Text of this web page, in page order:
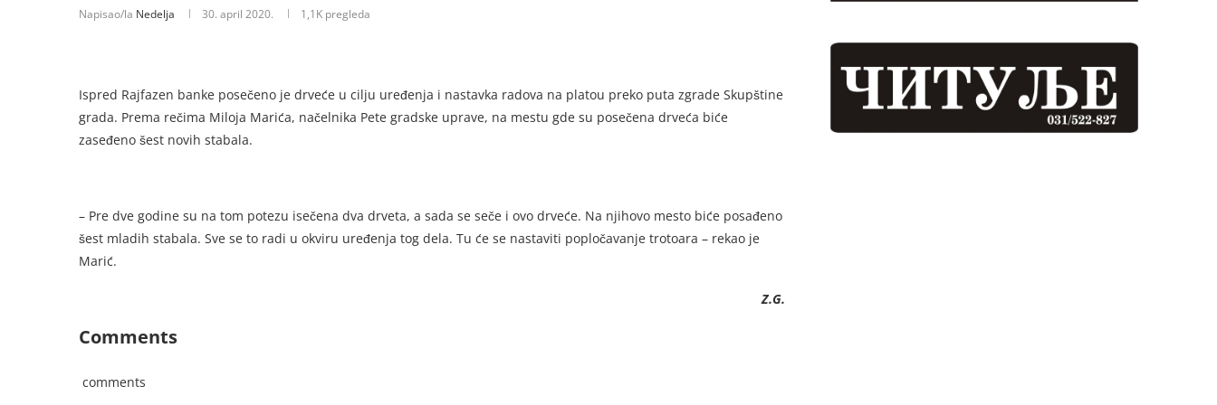
Napisao/la Nedelja 30. april 2020. 1,1K pregleda
Ispred Rajfazen banke posečeno je drveće u cilju uređenja i nastavka radova na platou preko puta zgrade Skupštine
grada. Prema rečima Miloja Marića, načelnika Pete gradske uprave, na mestu gde su posečena drveća biće
zaseđeno šest novih stabala.
– Pre dve godine su na tom potezu isečena dva drveta, a sada se seče i ovo drveće. Na njihovo mesto biće posađeno
šest mladih stabala. Sve se to radi u okviru uređenja tog dela. Tu će se nastaviti popločavanje trotoara – rekao je
Marić.
Z.G.
Comments
comments